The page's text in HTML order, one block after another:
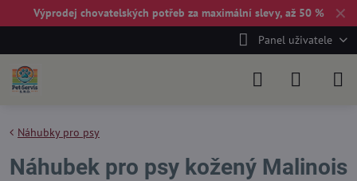
✕
Výprodej chovatelských potřeb za maximální slevy, až 50 %
Panel uživatele
Náhubky pro psy
Náhubek pro psy kožený Malinois